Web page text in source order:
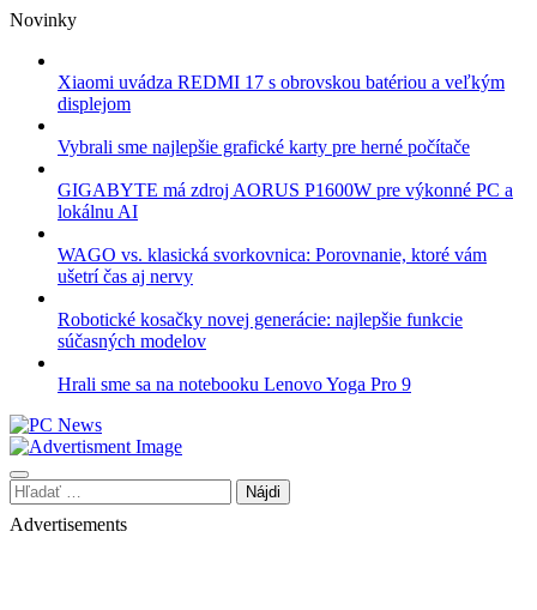
Skip
content
Novinky
Xiaomi uvádza REDMI 17 s obrovskou batériou a veľkým
displejom
Vybrali sme najlepšie grafické karty pre herné počítače
GIGABYTE má zdroj AORUS P1600W pre výkonné PC a
lokálnu AI
WAGO vs. klasická svorkovnica: Porovnanie, ktoré vám
ušetrí čas aj nervy
Robotické kosačky novej generácie: najlepšie funkcie
súčasných modelov
Hrali sme sa na notebooku Lenovo Yoga Pro 9
Hľadať:
Advertisements